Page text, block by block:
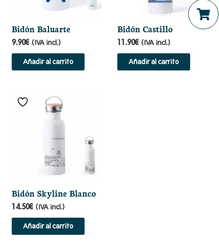
Bidón Baluarte
9.90€ (IVA incl.)
Añadir al carrito
Bidón Castillo
11.90€ (IVA incl.)
Añadir al carrito
Bidón Skyline Blanco
14.50€ (IVA incl.)
Añadir al carrito